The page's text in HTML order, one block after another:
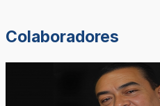
Colaboradores